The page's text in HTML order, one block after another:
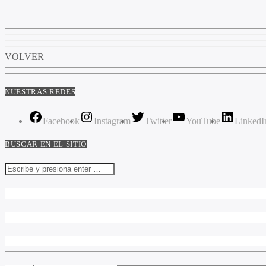
VOLVER
NUESTRAS REDES
Facebook Instagram Twitter YouTube
BUSCAR EN EL SITIO